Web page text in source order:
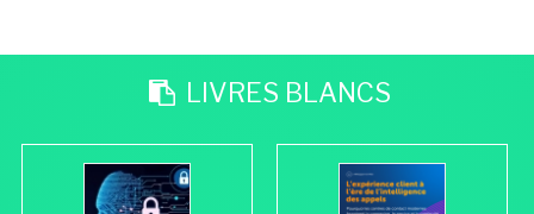
LIVRES BLANCS